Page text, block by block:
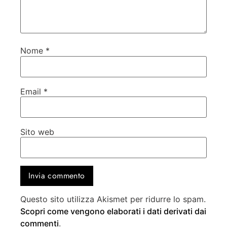
Nome *
Email *
Sito web
Questo sito utilizza Akismet per ridurre lo spam.
Scopri come vengono elaborati i dati derivati dai
commenti.